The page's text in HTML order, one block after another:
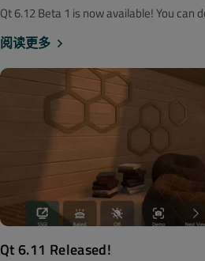
Qt 6.12 Beta 1 is now available! You can
阅读更多
Qt 6.11 Released!